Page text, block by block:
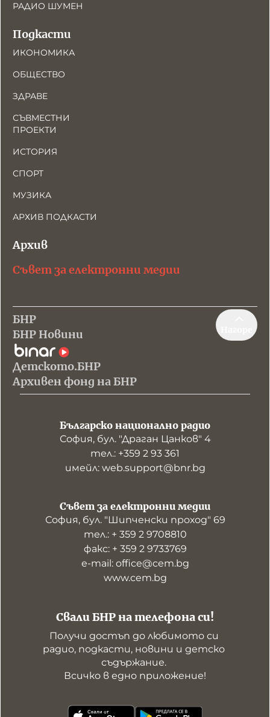
РАДИО ШУМЕН
Подкасти
ИКОНОМИКА
ОБЩЕСТВО
ЗДРАВЕ
СЪВМЕСТНИ
ПРОЕКТИ
ИСТОРИЯ
СПОРТ
МУЗИКА
АРХИВ ПОДКАСТИ
Архив
Съвет за електронни медии
БНР
БНР Новини
Детското.БНР
Архивен фонд на БНР
Българско национално радио
София, бул. "Драган Цанков" 4
тел.: +359 2 93 361
имейл: web.support@bnr.bg
Свали БНР на телефона си!
Получи достъп до любимото си
радио, подкасти, новини и детско
съдържание.
Всичко в едно приложение!
Съвет за електронни медии
София, бул. "Шипченски проход" 69
тел.: + 359 2 9708810
факс: + 359 2 9733769
е-mail: office@cem.bg
www.cem.bg